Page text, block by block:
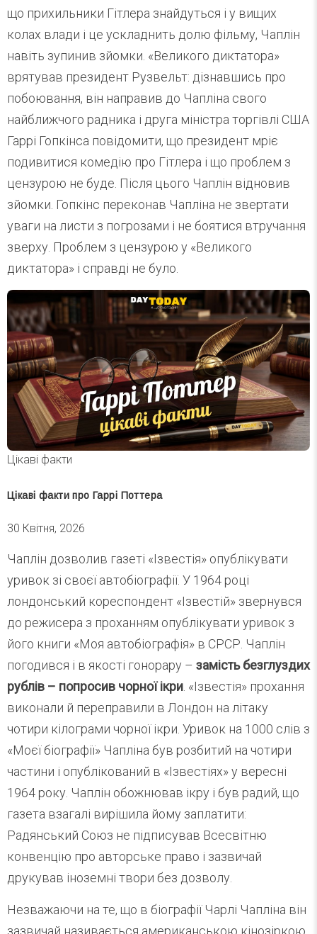
що прихильники Гітлера знайдуться і у вищих
колах влади і це ускладнить долю фільму, Чаплін
навіть зупинив зйомки. «Великого диктатора»
врятував президент Рузвельт: дізнавшись про
побоювання, він направив до Чапліна свого
найближчого радника і друга міністра торгівлі США
Гаррі Гопкінса повідомити, що президент мріє
подивитися комедію про Гітлера і що проблем з
цензурою не буде. Після цього Чаплін відновив
зйомки. Гопкінс переконав Чапліна не звертати
уваги на листи з погрозами і не боятися втручання
зверху. Проблем з цензурою у «Великого
диктатора» і справді не було.
Цікаві факти
Цікаві факти про Гаррі Поттера
30 Квітня, 2026
Чаплін дозволив газеті «Ізвестія» опублікувати
уривок зі своєї автобіографії. У 1964 році
лондонський кореспондент «Ізвестій» звернувся
до режисера з проханням опублікувати уривок з
його книги «Моя автобіографія» в СРСР. Чаплін
погодився і в якості гонорару – замість безглуздих
рублів – попросив чорної ікри. «Ізвестія» прохання
виконали й переправили в Лондон на літаку
чотири кілограми чорної ікри. Уривок на 1000 слів з
«Моєї біографії» Чапліна був розбитий на чотири
частини і опублікований в «Ізвестіях» у вересні
1964 року. Чаплін обожнював ікру і був радий, що
газета взагалі вирішила йому заплатити:
Радянський Союз не підписував Всесвітню
конвенцію про авторське право і зазвичай
друкував іноземні твори без дозволу.
Незважаючи на те, що в біографії Чарлі Чапліна він